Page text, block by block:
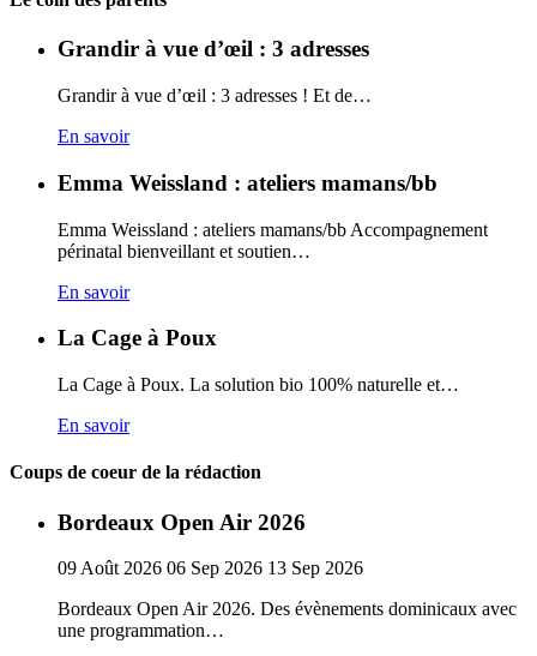
Grandir à vue d’œil : 3 adresses
Grandir à vue d’œil : 3 adresses ! Et de…
En savoir
Emma Weissland : ateliers mamans/bb
Emma Weissland : ateliers mamans/bb Accompagnement
périnatal bienveillant et soutien…
En savoir
La Cage à Poux
La Cage à Poux. La solution bio 100% naturelle et…
En savoir
Coups de coeur de la rédaction
Bordeaux Open Air 2026
09 Août 2026 06 Sep 2026 13 Sep 2026
Bordeaux Open Air 2026. Des évènements dominicaux avec
une programmation…